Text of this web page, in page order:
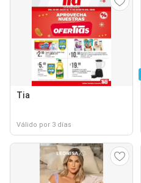
Tia
Válido por 3 días